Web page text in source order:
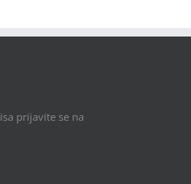
prijavite se na